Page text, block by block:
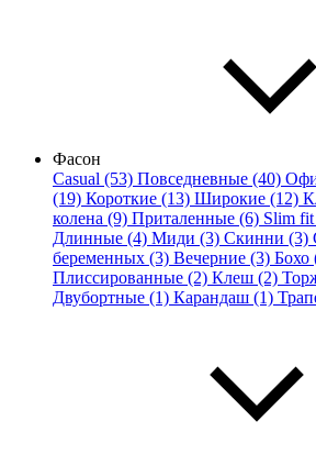
Фасон
Casual (53) Повседневные (40)
(19) Короткие (13) Широкие (12)
колена (9) Приталенные (6) Slim
Длинные (4) Миди (3) Скинни (3)
беременных (3) Вечерние (3) Бохо
Плиссированные (2) Клеш (2)
Двубортные (1) Карандаш (1)